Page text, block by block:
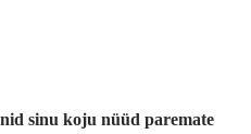
sinu koju nüüd paremate